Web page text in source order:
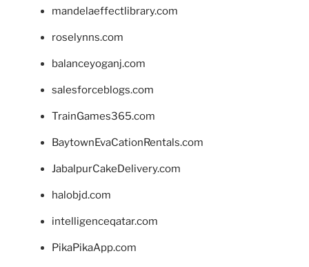
mandelaeffectlibrary.com
roselynns.com
balanceyoganj.com
salesforceblogs.com
TrainGames365.com
BaytownEvaCationRentals.com
JabalpurCakeDelivery.com
halobjd.com
intelligenceqatar.com
PikaPikaApp.com